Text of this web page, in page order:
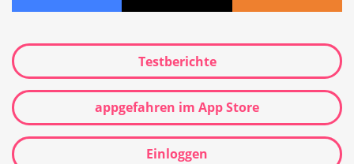
Testberichte
appgefahren im App Store
Einloggen